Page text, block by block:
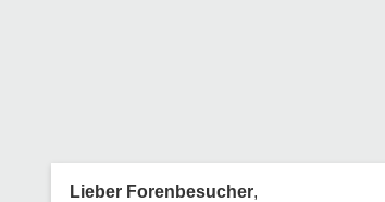
Lieber Forenbesucher,